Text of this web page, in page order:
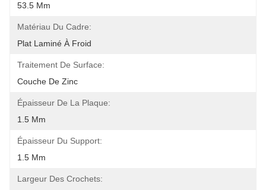
53.5 Mm
Matériau Du Cadre:
Plat Laminé À Froid
Traitement De Surface:
Couche De Zinc
Épaisseur De La Plaque:
1.5 Mm
Épaisseur Du Support:
1.5 Mm
Largeur Des Crochets: